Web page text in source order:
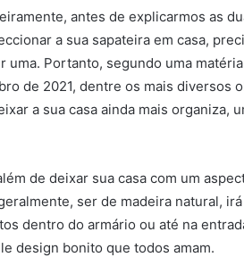
antes de explicarmos as
a sua sapateira em casa,
uma. Portanto, segundo uma
de 2021, dentre os mais diversos
a sua casa ainda mais organiza,
de deixar sua casa com um
ser de madeira natural,
dentro do armário ou até na
design bonito que todos amam.